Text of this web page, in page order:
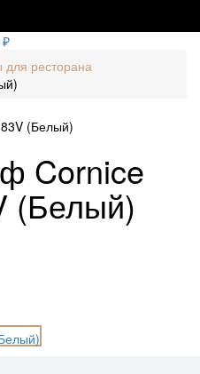
₽
ресторана
(Белый)
Cornice
(Белый)